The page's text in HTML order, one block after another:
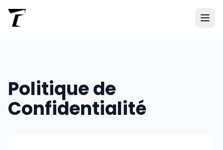
Politique de
Confidentialité